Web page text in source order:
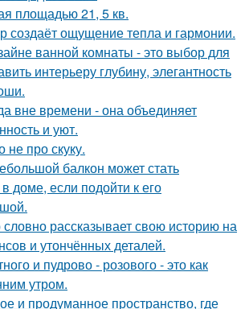
площадью 21, 5 кв.
создаёт ощущение тепла и гармонии.
ванной комнаты - это выбор для
интерьеру глубину, элегантность
вне времени - она объединяет
и уют.
не про скуку.
балкон может стать
если подойти к его
словно рассказывает свою историю на
и утончённых деталей.
и пудрово - розового - это как
утром.
и продуманное пространство, где